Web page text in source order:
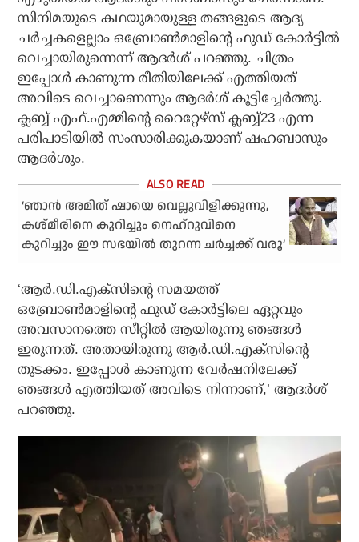
സിനിമയുടെ കഥയുമായുള്ള തങ്ങളുടെ ആദ്യ
ചർച്ചകളെല്ലാം ഒബ്രോൺമാളിന്റെ ഫുഡ് കോർട്ടിൽ
വെച്ചായിരുന്നെന്ന് ആദർശ് പറഞ്ഞു. ചിത്രം
ഇപ്പോൾ കാണുന്ന രീതിയിലേക്ക് എത്തിയത്
അവിടെ വെച്ചാണെന്നും ആദർശ് കൂട്ടിച്ചേർത്തു.
ക്ലബ്ബ് എഫ്.എമ്മിന്റെ റൈറ്റേഴ്‌സ് ക്ലബ്ബ്23 എന്ന
പരിപാടിയിൽ സംസാരിക്കുകയാണ് ഷഹബാസും
ആദർശും.
‘ഞാൻ അമിത് ഷായെ വെല്ലുവിളിക്കുന്നു,
കശ്മീരിനെ കുറിച്ചും നെഹ്‌റുവിനെ
കുറിച്ചും ഈ സഭയിൽ തുറന്ന ചർച്ചക്ക് വരൂ’
‘ആർ.ഡി.എക്സിന്റെ സമയത്ത്
ഒബ്രോൺമാളിന്റെ ഫുഡ് കോർട്ടിലെ ഏറ്റവും
അവസാനത്തെ സീറ്റിൽ ആയിരുന്നു ഞങ്ങൾ
ഇരുന്നത്. അതായിരുന്നു ആർ.ഡി.എക്സിന്റെ
തുടക്കം. ഇപ്പോൾ കാണുന്ന വേർഷനിലേക്ക്
ഞങ്ങൾ എത്തിയത് അവിടെ നിന്നാണ്,’ ആദർശ്
പറഞ്ഞു.